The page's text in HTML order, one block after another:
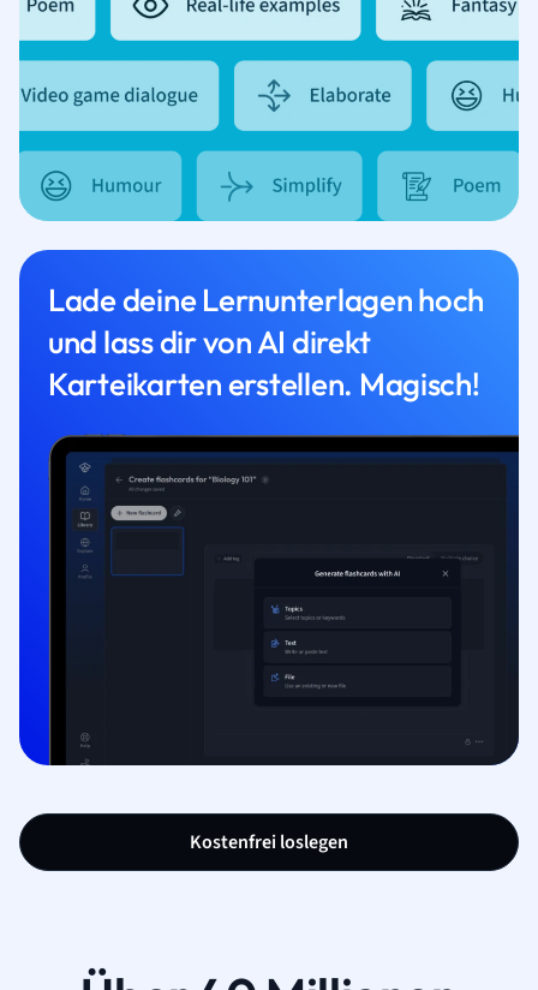
Lade deine Lernunterlagen hoch
und lass dir von AI direkt
Karteikarten erstellen. Magisch!
Kostenfrei loslegen